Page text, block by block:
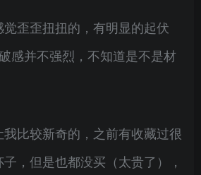
歪歪扭扭的，有明显的起伏
感并不强烈，不知道是不是材
比较新奇的，之前有收藏过很
，但是也都没买（太贵了），